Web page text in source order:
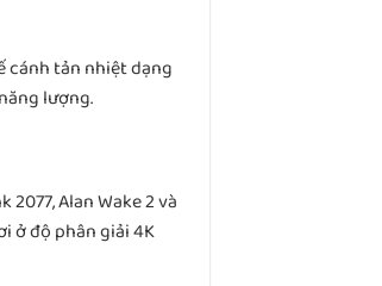
cánh tản nhiệt dạng
lượng.
Alan Wake 2 và
ở độ phân giải 4K